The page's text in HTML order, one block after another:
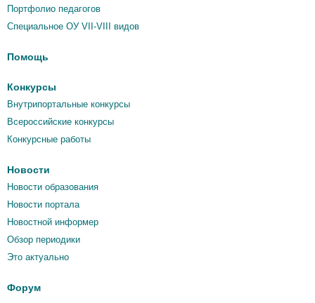
Портфолио педагогов
Специальное ОУ VII-VIII видов
Помощь
Конкурсы
Внутрипортальные конкурсы
Всероссийские конкурсы
Конкурсные работы
Новости
Новости образования
Новости портала
Новостной информер
Обзор периодики
Это актуально
Форум